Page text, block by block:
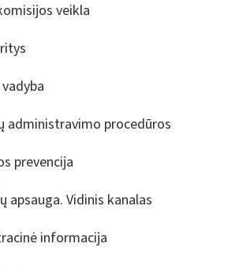
veikla
administravimo procedūros
prevencija
apsauga. Vidinis kanalas
informacija